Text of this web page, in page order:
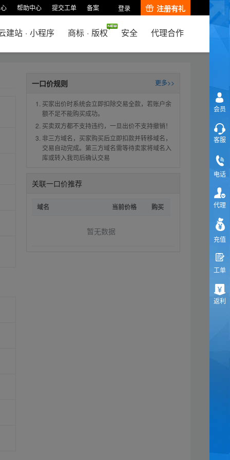
帮助中心 提交工单 备案 登录 注册有礼
建站 · 小程序 商标 · 版权 安全 代理合作
一口价规则 更多>>
买家出价时系统会立即扣除交易全款，若账户余
额不足不能购买成功。
买卖双方都不支持违约，一旦出价不支持撤销！
非三方域名，买家购买后立即扣款并转移域名，
交易自动完成。第三方域名需等待卖家将域名入
库或转入我司后确认交易
关联一口价推荐
域名 当前价格 购买
暂无数据
会员
客服
电话
代理
充值
工单
返利